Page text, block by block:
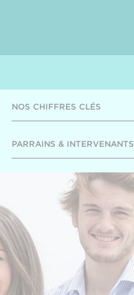
NOS CHIFFRES CLÉS
PARRAINS & INTERVENANTS